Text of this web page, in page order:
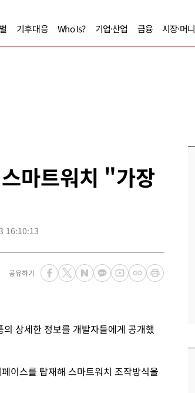
기후대응 Who Is? 기업·산업 금융 시장·머니
마트워치 "가장
16:10:13
공유하기
의 상세한 정보를 개발자들에게 공개했
이스를 탑재해 스마트워치 조작방식을